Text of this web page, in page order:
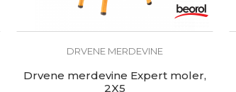
DRVENE MERDEVINE
Drvene merdevine Expert moler,
2X5